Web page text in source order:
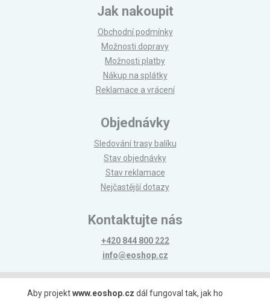
Jak nakoupit
Obchodní podmínky
Možnosti dopravy
Možnosti platby
Nákup na splátky
Reklamace a vrácení
Objednávky
Sledování trasy balíku
Stav objednávky
Stav reklamace
Nejčastější dotazy
Kontaktujte nás
+420 844 800 222
info@eoshop.cz
Možnosti platby
Aby projektwww.eoshop.cz dál fungoval tak, jak ho